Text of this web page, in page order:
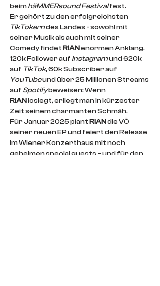
beim häMMERsound Festival fest.
Er gehört zu den erfolgreichsten
TikTokern des Landes - sowohl mit
seiner Musik als auch mit seiner
Comedy findet RIAN enormen Anklang.
120k Follower auf Instagram und 620k
auf TikTok, 60k Subscriber auf
YouTube und über 25 Millionen Streams
auf Spotify beweisen: Wenn
RIAN loslegt, erliegt man in kürzester
Zeit seinem charmanten Schmäh.
Für Januar 2025 plant RIAN die VÖ
seiner neuen EP und feiert den Release
im Wiener Konzerthaus mit noch
geheimen special guests – und für den